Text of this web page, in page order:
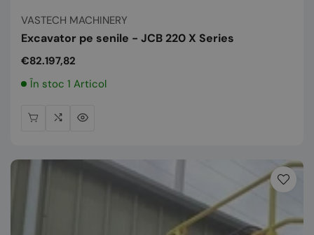
VASTECH MACHINERY
Excavator pe senile - JCB 220 X Series
Preț
normal
€82.197,82
În stoc 1 Articol